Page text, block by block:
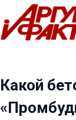
Перейти
до
вмісту
Какой